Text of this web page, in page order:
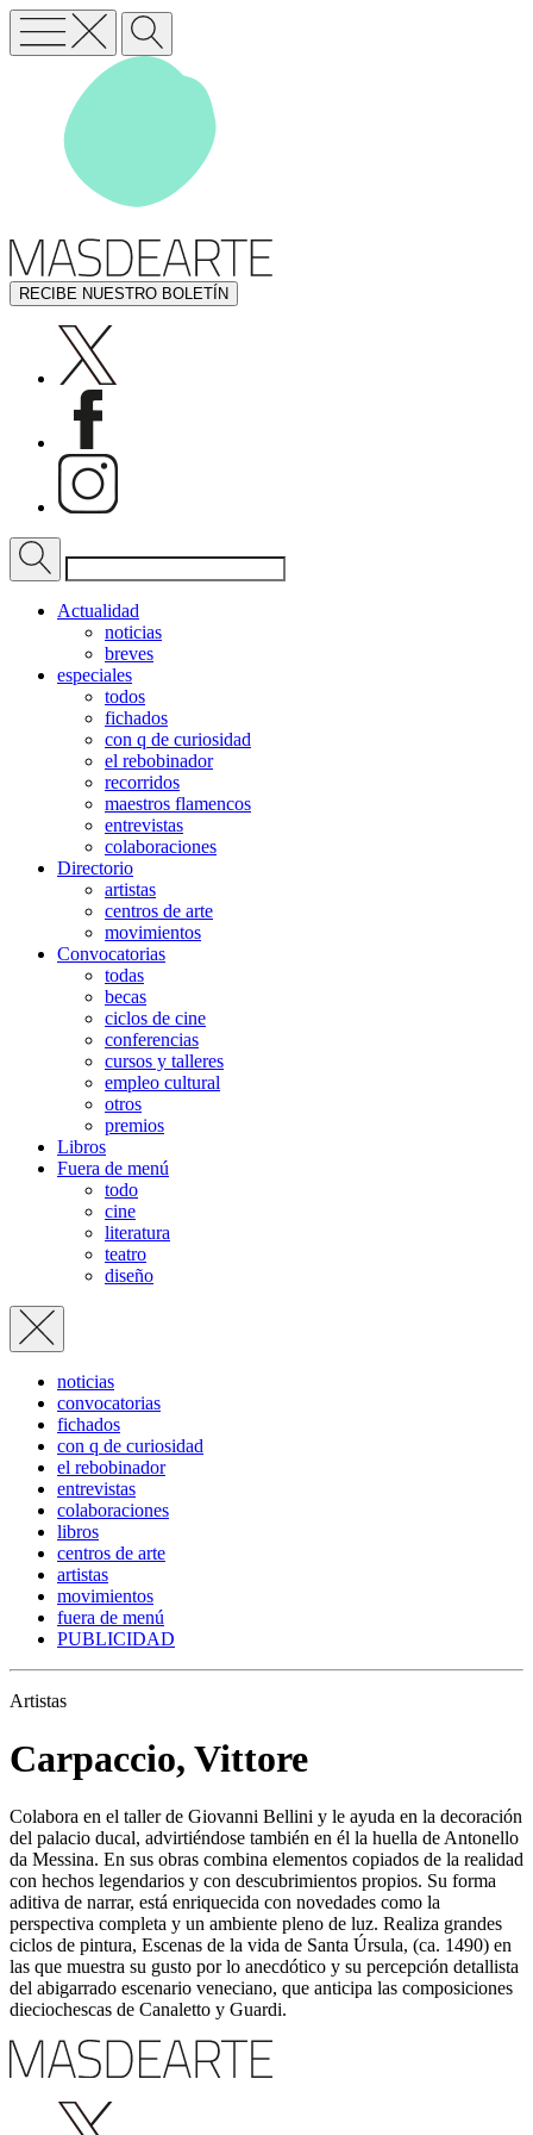
RECIBE NUESTRO BOLETÍN
Actualidad
noticias
breves
especiales
todos
fichados
con q de curiosidad
el rebobinador
recorridos
maestros flamencos
entrevistas
colaboraciones
Directorio
artistas
centros de arte
movimientos
Convocatorias
todas
becas
ciclos de cine
conferencias
cursos y talleres
empleo cultural
otros
premios
Libros
Fuera de menú
todo
cine
literatura
teatro
diseño
noticias
convocatorias
fichados
con q de curiosidad
el rebobinador
entrevistas
colaboraciones
libros
centros de arte
artistas
movimientos
fuera de menú
PUBLICIDAD
Artistas
Carpaccio, Vittore
Colabora en el taller de Giovanni Bellini y le ayuda en la decoración
del palacio ducal, advirtiéndose también en él la huella de Antonello
da Messina. En sus obras combina elementos copiados de la realidad
con hechos legendarios y con descubrimientos propios. Su forma
aditiva de narrar, está enriquecida con novedades como la
perspectiva completa y un ambiente pleno de luz. Realiza grandes
ciclos de pintura, Escenas de la vida de Santa Úrsula, (ca. 1490) en
las que muestra su gusto por lo anecdótico y su percepción detallista
del abigarrado escenario veneciano, que anticipa las composiciones
dieciochescas de Canaletto y Guardi.